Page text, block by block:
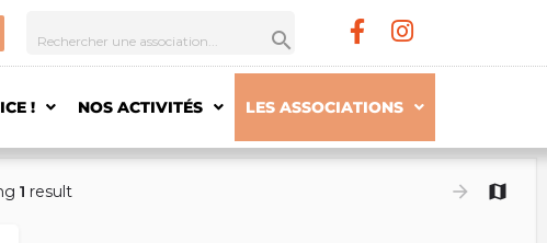
! NOS ACTIVITÉS LES ASSOCIATIONS
1 result